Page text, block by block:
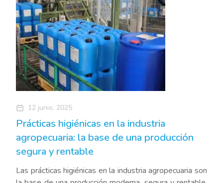
12 junio, 2025
Prácticas higiénicas en la industria
agropecuaria: la base de una producción
segura y rentable
Las prácticas higiénicas en la industria agropecuaria son